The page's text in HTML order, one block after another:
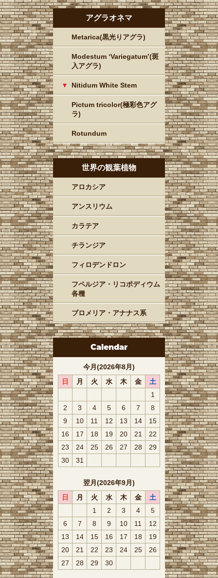
アグラオネマ
Metarica(黒光りアグラ)
Modestum ‘Variegatum’(斑
入アグラ)
Nitidum White Stem
Pictum tricolor(極彩色アグ
ラ)
Rotundum
世界の観葉植物
アロカシア
アンスリウム
カラテア
チランジア
フィロデンドロン
フペルジア・リコポディウム
各種
ブロメリア・アナナス系
Calendar
今月(2026年8月)
日
月 火 水 木 金
土
1
2
3 4 5 6 7
8
9
10 11 12 13 14
15
16
17 18 19 20 21
22
23
24 25 26 27 28
29
30
31
翌月(2026年9月)
日
月 火 水 木 金
土
1
2 3 4
5
6
7 8 9 10 11
12
13
14 15 16 17 18
19
20
21 22 23 24 25
26
27
28 29 30